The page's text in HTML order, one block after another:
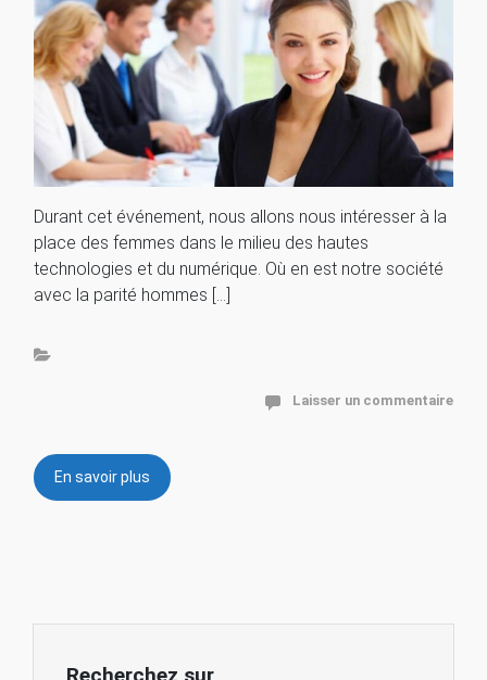
Durant cet événement, nous allons nous intéresser à la
place des femmes dans le milieu des hautes
technologies et du numérique. Où en est notre société
avec la parité hommes […]
Laisser un commentaire
En savoir plus